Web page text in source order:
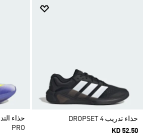
حذاء تدريب DROPSET 4
KD 52.50
PRO